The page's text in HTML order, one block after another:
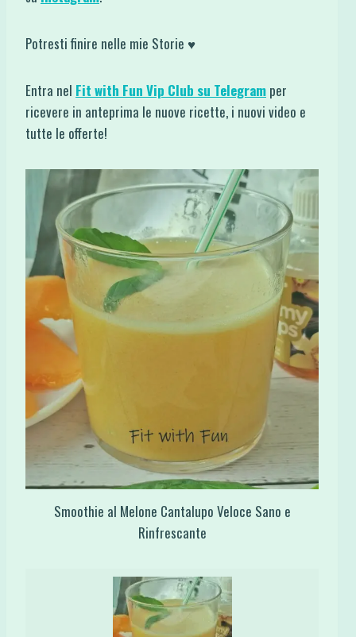
Potresti finire nelle mie Storie ♥
Entra nel Fit with Fun Vip Club su Telegram per
ricevere in anteprima le nuove ricette, i nuovi video e
tutte le offerte!
Smoothie al Melone Cantalupo Veloce Sano e
Rinfrescante